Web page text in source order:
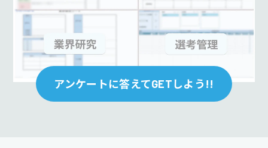
アンケートに答えてGETしよう!!